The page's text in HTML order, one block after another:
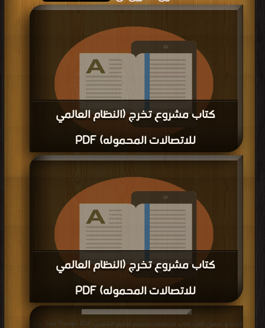
كتاب مشروع تخرج (النظام العالمي
للاتصالات المحموله) PDF
قراءة و تحميل كتاب كتاب مشروع تخرج (النظام العالمي للاتصالات المحموله) PDF
كتب في احلى| التحميل : مرة/مرات
كتاب مشروع تخرج (النظام العالمي
للاتصالات المحموله) PDF
قراءة و تحميل كتاب كتاب مشروع تخرج (النظام العالمي للاتصالات المحموله) PDF